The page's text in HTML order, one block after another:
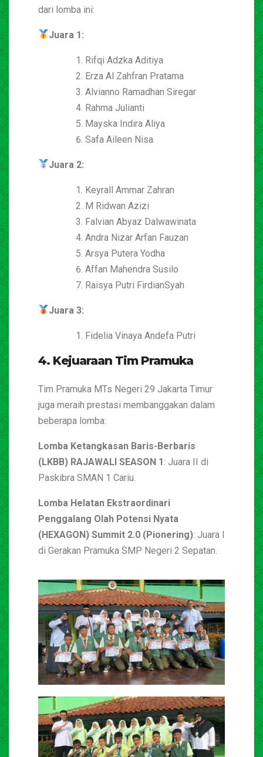
dari lomba ini:
Juara 1:
Rifqi Adzka Aditiya
Erza Al Zahfran Pratama
Alvianno Ramadhan Siregar
Rahma Julianti
Mayska Indira Aliya
Safa Aileen Nisa
Juara 2:
Keyrall Ammar Zahran
M Ridwan Azizi
Falvian Abyaz Dalwawinata
Andra Nizar Arfan Fauzan
Arsya Putera Yodha
Affan Mahendra Susilo
Raisya Putri FirdianSyah
Juara 3:
Fidelia Vinaya Andefa Putri
4. Kejuaraan Tim Pramuka
Tim Pramuka MTs Negeri 29 Jakarta Timur
juga meraih prestasi membanggakan dalam
beberapa lomba:
Lomba Ketangkasan Baris-Berbaris
(LKBB) RAJAWALI SEASON 1: Juara II di
Paskibra SMAN 1 Cariu.
Lomba Helatan Ekstraordinari
Penggalang Olah Potensi Nyata
(HEXAGON) Summit 2.0 (Pionering): Juara I
di Gerakan Pramuka SMP Negeri 2 Sepatan.